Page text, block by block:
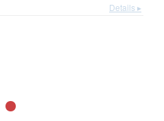
Details ▸